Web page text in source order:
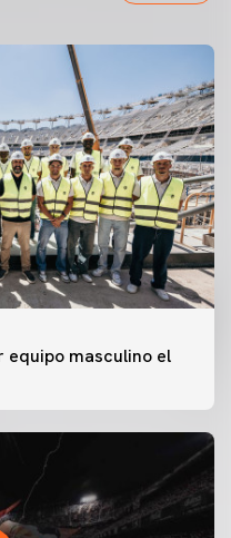
equipo masculino el